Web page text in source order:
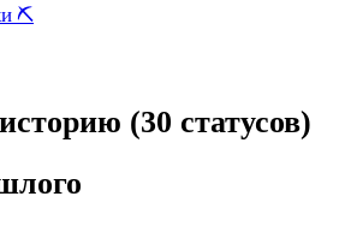
⛏
(30 статусов)